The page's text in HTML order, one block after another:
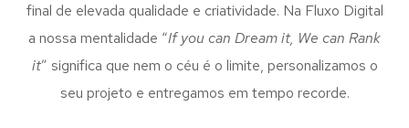
final de elevada qualidade e criatividade. Na Fluxo Digital
a nossa mentalidade “If you can Dream it, We can Rank
it” significa que nem o céu é o limite, personalizamos o
seu projeto e entregamos em tempo recorde.